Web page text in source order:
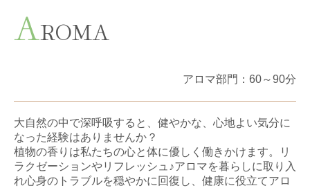
AROMA
アロマ部門 ：60～90分
大自然の中で深呼吸すると、健やかな、心地よい気分に
なった経験はありませんか？
植物の香りは私たちの心と体に優しく働きかけます。リ
ラクゼーションやリフレッシュ♪アロマを暮らしに取り入
れ心身のトラブルを穏やかに回復し、健康に役立てアロ